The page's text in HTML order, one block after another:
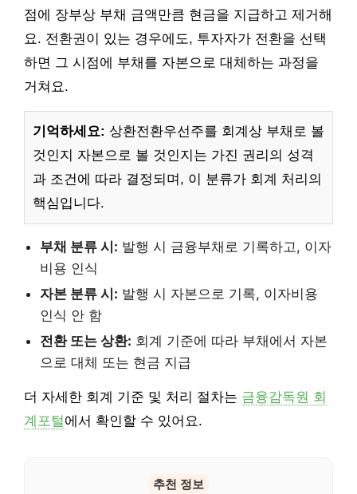
점에 장부상 부채 금액만큼 현금을 지급하고 제거해
요. 전환권이 있는 경우에도, 투자자가 전환을 선택
하면 그 시점에 부채를 자본으로 대체하는 과정을
거쳐요.
기억하세요: 상환전환우선주를 회계상 부채로 볼
것인지 자본으로 볼 것인지는 가진 권리의 성격
과 조건에 따라 결정되며, 이 분류가 회계 처리의
핵심입니다.
부채 분류 시: 발행 시 금융부채로 기록하고, 이자
비용 인식
자본 분류 시: 발행 시 자본으로 기록, 이자비용
인식 안 함
전환 또는 상환: 회계 기준에 따라 부채에서 자본
으로 대체 또는 현금 지급
더 자세한 회계 기준 및 처리 절차는 금융감독원 회
계포털에서 확인할 수 있어요.
추천 정보